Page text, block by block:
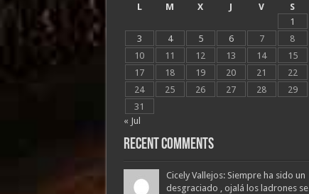
L
M X J V S
1
3
4 5 6 7 8
10
11 12 13 14 15
17
18 19 20 21 22
24
25 26 27 28 29
31
« Jul
Recent Comments
Cicely Vallejos: Siempre ha sido un
desgraciado , ojalá los ladrones se